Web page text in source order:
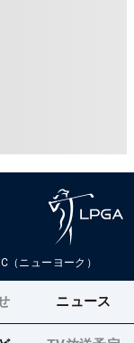
（ニューヨーク）
ニュース